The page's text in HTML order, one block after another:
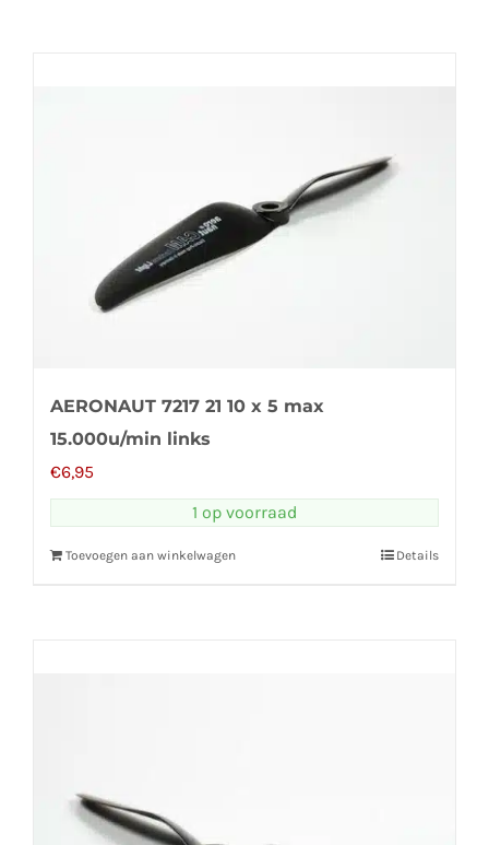
AERONAUT 7217 21 10 x 5 max
15.000u/min links
€6,95
1 op voorraad
Toevoegen aan winkelwagen Details